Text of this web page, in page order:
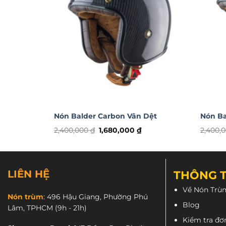
Tiếp theo là lớp lót vải thoáng mát, độ
Nón Balder Carbon Vân Dệt
2,400,000₫ Giá
gốc
2,400,000 ₫.
1,680,000₫Giá
là:
1,680,000 ₫.
Nón
LIÊN HỆ
Nón trùm: 496 Hậu Giang, Phường Phú
Lâm, TPHCM (9h - 21h)
THÔNG
Về Nón
Blog
Kiểm tra